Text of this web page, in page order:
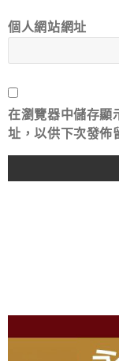
個人網站網址
在瀏覽器中儲存顯
址，以供下次發佈
I